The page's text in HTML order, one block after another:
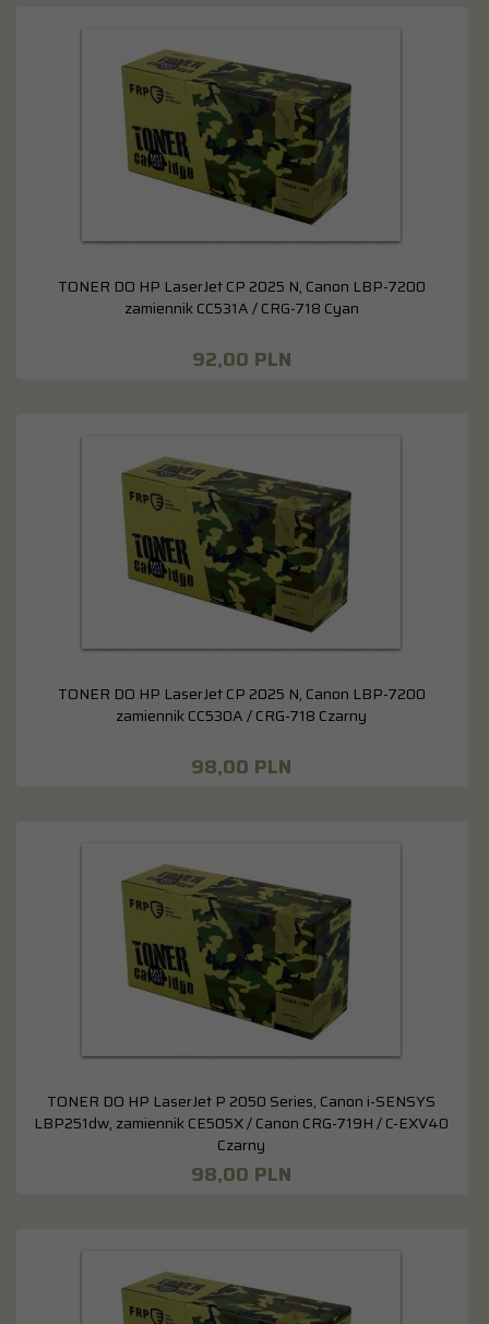
TONER DO HP LaserJet CP 2025 N, Canon LBP-7200
zamiennik CC531A / CRG-718 Cyan
92,00 PLN
TONER DO HP LaserJet CP 2025 N, Canon LBP-7200
zamiennik CC530A / CRG-718 Czarny
98,00 PLN
TONER DO HP LaserJet P 2050 Series, Canon i-SENSYS
LBP251dw, zamiennik CE505X / Canon CRG-719H / C-EXV40
Czarny
98,00 PLN